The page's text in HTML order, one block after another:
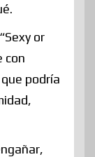
or
con
podría